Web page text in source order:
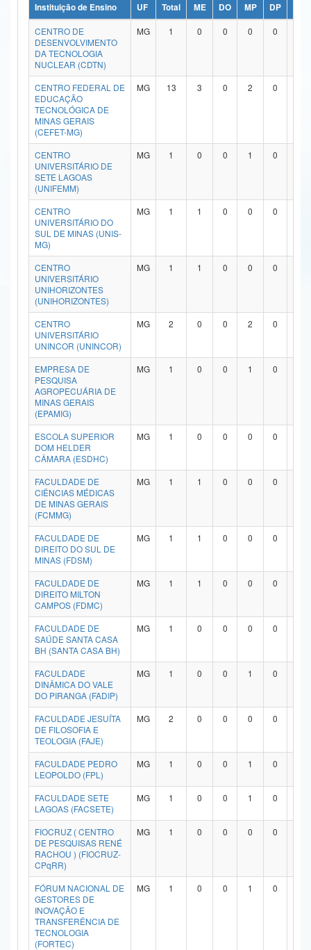
Ministério da Ciência, Tecnologia, Inovações e Comunicações
Ministério do Meio Ambiente
Ministério do Turismo
Ministério do Desenvolvimento Regional
Controladoria-Geral da União
Ministério da Mulher, da Família e dos Direitos Humanos
Secretaria-Geral
Secretaria de Governo
Gabinete de Segurança Institucional
Advocacia-Geral da União
Banco Central do Brasil
Instituição de Ensino UF Total ME DO MP DP
CENTRO DE
DESENVOLVIMENTO
DA TECNOLOGIA
NUCLEAR (CDTN)
MG 1 0 0 0 0
CENTRO FEDERAL DE
EDUCAÇÃO
TECNOLÓGICA DE
MINAS GERAIS
(CEFET-MG)
MG 13 3 0 2 0
CENTRO
UNIVERSITÁRIO DE
SETE LAGOAS
(UNIFEMM)
MG 1 0 0 1 0
CENTRO
UNIVERSITÁRIO DO
SUL DE MINAS (UNIS-
MG)
MG 1 1 0 0 0
CENTRO
UNIVERSITÁRIO
UNIHORIZONTES
(UNIHORIZONTES)
MG 1 1 0 0 0
CENTRO
UNIVERSITÁRIO
UNINCOR (UNINCOR)
MG 2 0 0 2 0
EMPRESA DE
PESQUISA
AGROPECUÁRIA DE
MINAS GERAIS
(EPAMIG)
MG 1 0 0 1 0
ESCOLA SUPERIOR
DOM HELDER
CÂMARA (ESDHC)
MG 1 0 0 0 0
FACULDADE DE
CIÊNCIAS MÉDICAS
DE MINAS GERAIS
(FCMMG)
MG 1 1 0 0 0
FACULDADE DE
DIREITO DO SUL DE
MINAS (FDSM)
MG 1 1 0 0 0
FACULDADE DE
DIREITO MILTON
CAMPOS (FDMC)
MG 1 1 0 0 0
FACULDADE DE
SAÚDE SANTA CASA
BH (SANTA CASA BH)
MG 1 0 0 0 0
FACULDADE
DINÂMICA DO VALE
DO PIRANGA (FADIP)
MG 1 0 0 1 0
FACULDADE JESUÍTA
DE FILOSOFIA E
TEOLOGIA (FAJE)
MG 2 0 0 0 0
FACULDADE PEDRO
LEOPOLDO (FPL)
MG 1 0 0 1 0
FACULDADE SETE
LAGOAS (FACSETE)
MG 1 0 0 1 0
FIOCRUZ ( CENTRO
DE PESQUISAS RENÉ
RACHOU ) (FIOCRUZ-
CPqRR)
MG 1 0 0 0 0
FÓRUM NACIONAL DE
GESTORES DE
INOVAÇÃO E
TRANSFERÊNCIA DE
TECNOLOGIA
(FORTEC)
MG 1 0 0 1 0